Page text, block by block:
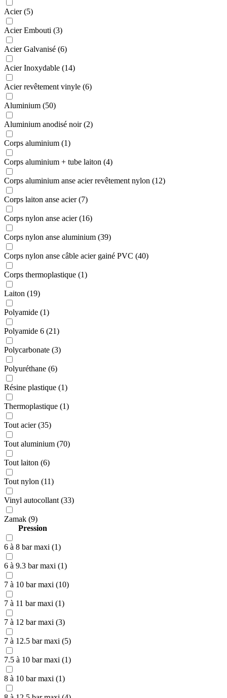
Acier (5)
Acier Embouti (3)
Acier Galvanisé (6)
Acier Inoxydable (14)
Acier revêtement vinyle (6)
Aluminium (50)
Aluminium anodisé noir (2)
Corps aluminium (1)
Corps aluminium + tube laiton (4)
Corps aluminium anse acier revêtement nylon (12)
Corps laiton anse acier (7)
Corps nylon anse acier (16)
Corps nylon anse aluminium (39)
Corps nylon anse câble acier gainé PVC (40)
Corps thermoplastique (1)
Laiton (19)
Polyamide (1)
Polyamide 6 (21)
Polycarbonate (3)
Polyuréthane (6)
Résine plastique (1)
Thermoplastique (1)
Tout acier (35)
Tout aluminium (70)
Tout laiton (6)
Tout nylon (11)
Vinyl autocollant (33)
Zamak (9)
Pression
6 à 8 bar maxi (1)
6 à 9.3 bar maxi (1)
7 à 10 bar maxi (10)
7 à 11 bar maxi (1)
7 à 12 bar maxi (3)
7 à 12.5 bar maxi (5)
7.5 à 10 bar maxi (1)
8 à 10 bar maxi (1)